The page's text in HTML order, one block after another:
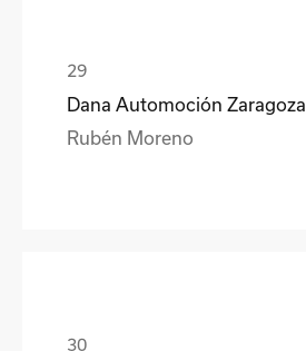
Dana Automoción Zaragoza
Rubén Moreno